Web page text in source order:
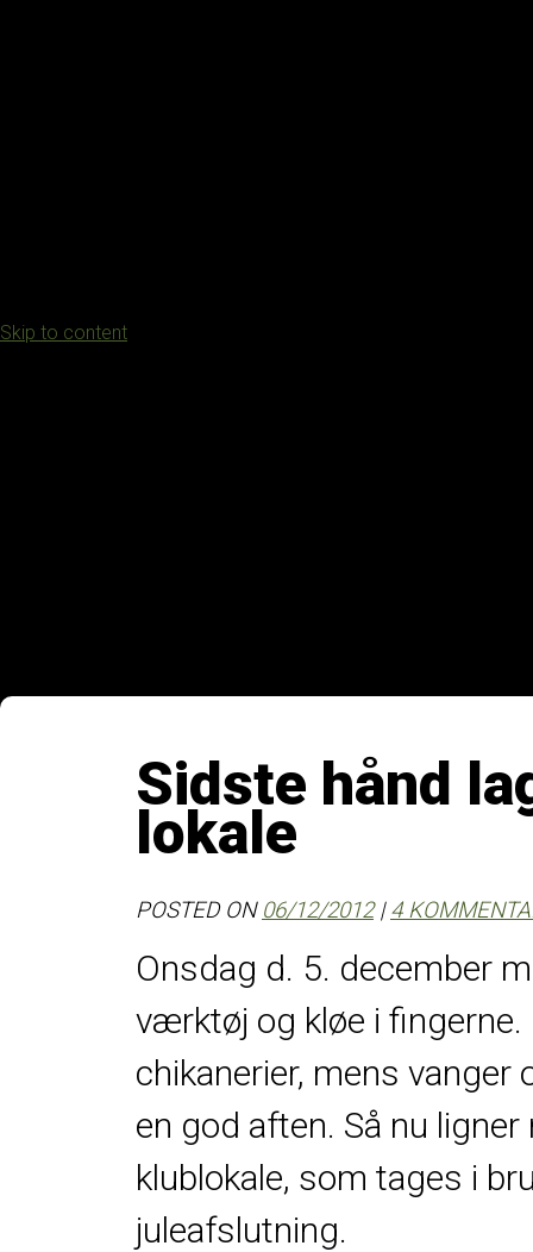
Skip to content
Sidste hånd
lokale
POSTED ON 06/12/2012 | 4
Onsdag d. 5. december
værktøj og kløe i fingerne.
chikanerier, mens vanger
en god aften. Så nu
klublokale, som tages i
juleafslutning.